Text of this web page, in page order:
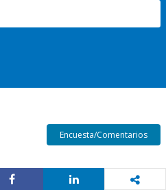
Encuesta/Comentarios